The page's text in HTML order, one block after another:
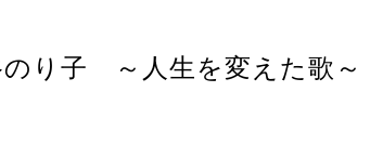
り子 ～人生を変えた歌～